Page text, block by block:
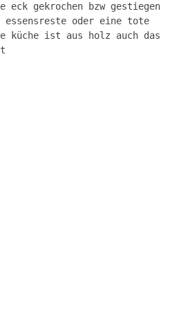
gekrochen bzw gestiegen
essensreste oder eine tote
küche ist aus holz auch das